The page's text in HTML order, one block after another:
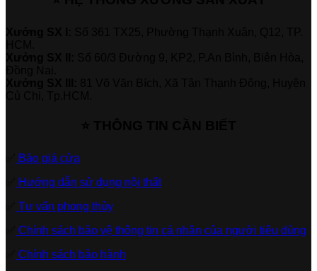
Báo giá cửa
Hướng dẫn sử dụng nội thất
Tư vấn phong thủy
Chính sách bảo vệ thông tin cá nhân của người tiêu dùng
Chính sách bảo hành